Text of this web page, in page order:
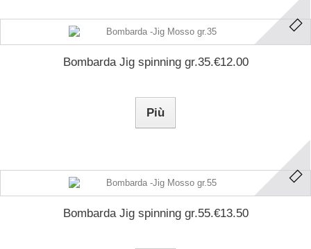
Bombarda Jig spinning gr.35.€12.00
Più
Bombarda Jig spinning gr.55.€13.50